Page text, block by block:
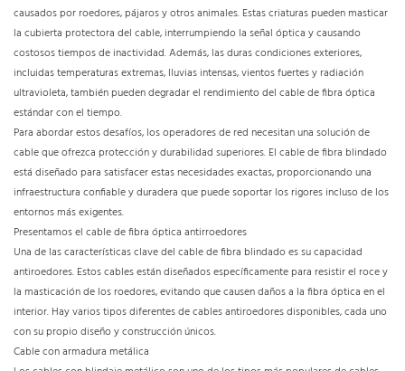
causados ​​por roedores, pájaros y otros animales. Estas criaturas pueden masticar
la cubierta protectora del cable, interrumpiendo la señal óptica y causando
costosos tiempos de inactividad. Además, las duras condiciones exteriores,
incluidas temperaturas extremas, lluvias intensas, vientos fuertes y radiación
ultravioleta, también pueden degradar el rendimiento del cable de fibra óptica
estándar con el tiempo.
Para abordar estos desafíos, los operadores de red necesitan una solución de
cable que ofrezca protección y durabilidad superiores. El cable de fibra blindado
está diseñado para satisfacer estas necesidades exactas, proporcionando una
infraestructura confiable y duradera que puede soportar los rigores incluso de los
entornos más exigentes.
Presentamos el cable de fibra óptica antirroedores
Una de las características clave del cable de fibra blindado es su capacidad
antiroedores. Estos cables están diseñados específicamente para resistir el roce y
la masticación de los roedores, evitando que causen daños a la fibra óptica en el
interior. Hay varios tipos diferentes de cables antiroedores disponibles, cada uno
con su propio diseño y construcción únicos.
Cable con armadura metálica